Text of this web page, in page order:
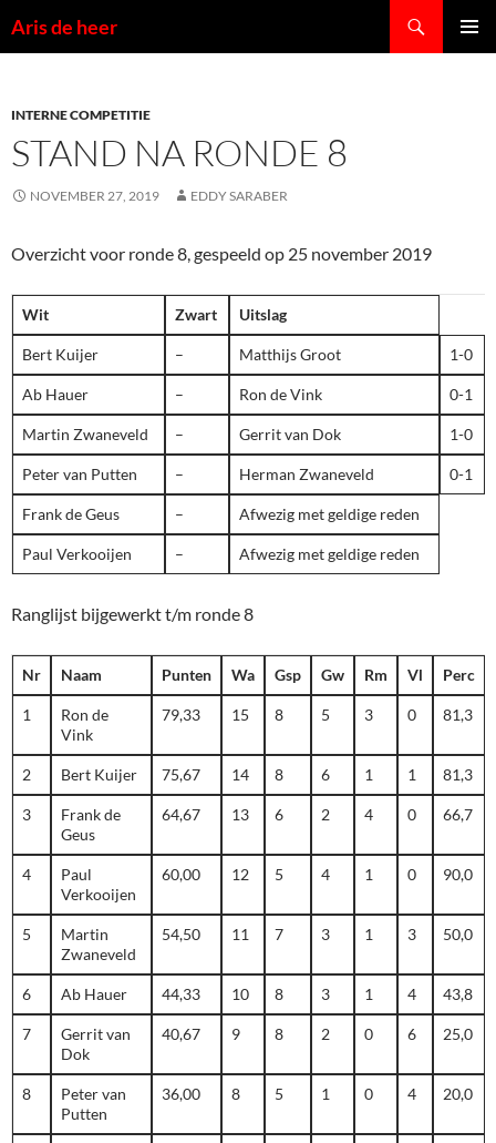
naar
Aris de heer
INTERNE COMPETITIE
STAND NA RONDE 8
NOVEMBER 27, 2019 EDDY SARABER
Overzicht voor ronde 8, gespeeld op 25 november 2019
Wit Zwart Uitslag
Bert Kuijer – Matthijs Groot 1-0
Ab Hauer – Ron de Vink 0-1
Martin Zwaneveld – Gerrit van Dok 1-0
Peter van Putten – Herman Zwaneveld 0-1
Frank de Geus – Afwezig met geldige reden
Paul Verkooijen – Afwezig met geldige reden
Ranglijst bijgewerkt t/m ronde 8
Nr Naam Punten Wa Gsp Gw Rm Vl Perc
1
Ron de
Vink
79,33 15 8 5 3 0 81,3
2 Bert Kuijer 75,67 14 8 6 1 1 81,3
3
Frank de
Geus
64,67 13 6 2 4 0 66,7
4
Paul
Verkooijen
60,00 12 5 4 1 0 90,0
5
Martin
Zwaneveld
54,50 11 7 3 1 3 50,0
6 Ab Hauer 44,33 10 8 3 1 4 43,8
7
Gerrit van
Dok
40,67 9 8 2 0 6 25,0
8
Peter van
Putten
36,00 8 5 1 0 4 20,0